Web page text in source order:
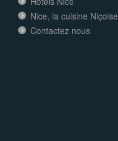
Nice, la cuisine Niçoise
Contactez nous